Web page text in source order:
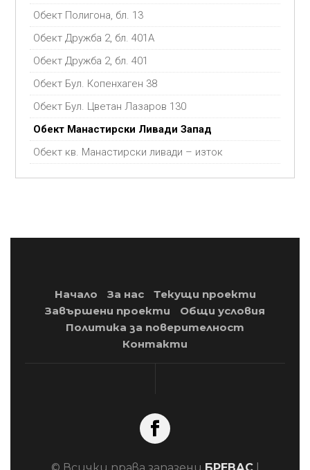
Обект Полигона, бл. 13
Обект Дружба 2, бл. 401А
Обект Дружба 2, бл. 401
Обект Бул. Копенхаген 38
Обект Бул. Цветан Лазаров 130
Обект Манастирски Ливади Запад
Обект кв. Манастирски ливади – изток
Начало За нас
Текущи проекти
Завършени проекти
Общи условия
Политика за поверителност
Контакти